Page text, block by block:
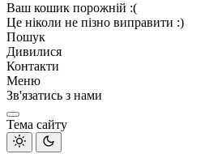
Ваш кошик порожній :(
Це ніколи не пізно виправити :)
Пошук
Дивилися
Контакти
Меню
Зв'язатись з нами
Тема сайту